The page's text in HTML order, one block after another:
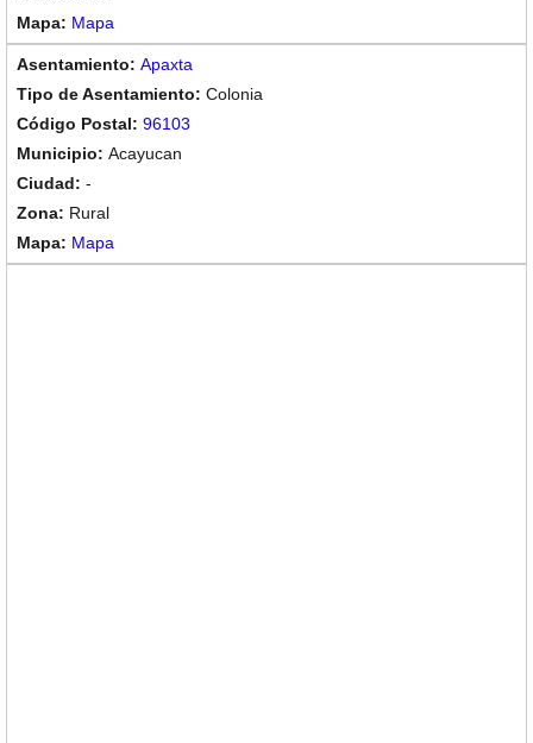
Mapa
Apaxta
Colonia
96103
Acayucan
-
Rural
Mapa